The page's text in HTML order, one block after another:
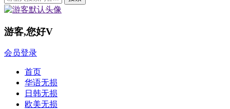
游客,您好V
会员登录
首页
华语无损
日韩无损
欧美无损